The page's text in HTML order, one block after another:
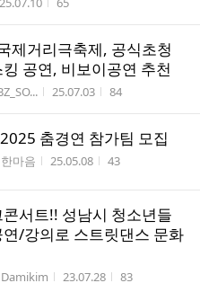
제거리극축제, 공식초청
공연, 비보이공연 추천
작성시간
25.07.03 조회수
84
춤경연 참가팀 모집
작성자
한마음 작성시간
25.05.08 조회수
43
서트!! 성남시 청소년들
/강의로 스트릿댄스 문화
작성자
Damikim 작성시간
23.07.28 조회수
83